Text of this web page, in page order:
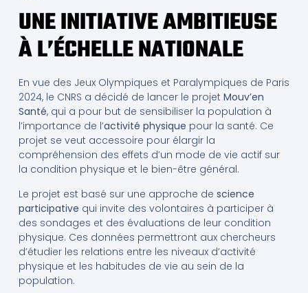
UNE INITIATIVE AMBITIEUSE
À L’ÉCHELLE NATIONALE
En vue des Jeux Olympiques et Paralympiques de Paris
2024, le CNRS a décidé de lancer le projet Mouv’en
Santé, qui a pour but de sensibiliser la population à
l’importance de l’activité physique pour la santé. Ce
projet se veut accessoire pour élargir la
compréhension des effets d’un mode de vie actif sur
la condition physique et le bien-être général.
Le projet est basé sur une approche de science
participative qui invite des volontaires à participer à
des sondages et des évaluations de leur condition
physique. Ces données permettront aux chercheurs
d’étudier les relations entre les niveaux d’activité
physique et les habitudes de vie au sein de la
population.